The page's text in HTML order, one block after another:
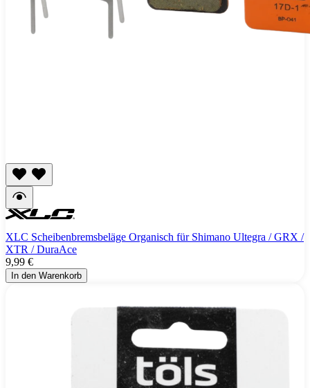
XLC Scheibenbremsbeläge Organisch für Shimano Ultegra / GRX /
XTR / DuraAce
9,99 €
In den Warenkorb